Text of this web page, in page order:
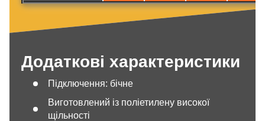
Додаткові характеристики
Підключення: бічне
Виготовлений із поліетилену високої
щільності